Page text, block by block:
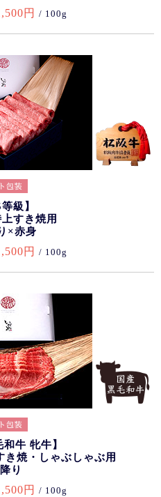
円 / 100g
級】
すき焼用
×赤身
円 / 100g
和牛 牝牛】
焼・しゃぶしゃぶ用
り
円 / 100g